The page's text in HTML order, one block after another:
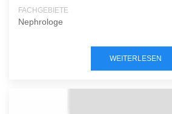
FACHGEBIETE
Nephrologe
WEITERLESEN